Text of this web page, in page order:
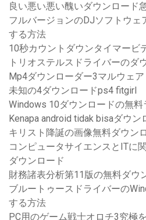
良い悪い悪い醜いダウンロード
フルバージョンのDJソフトウェ
する方法
10秒カウントダウンタイマービ
トリオステルスドライバーのダ
Mp4ダウンローダー3マルウェア
未知の4ダウンロードps4 fitgirl
Windows 10ダウンロードの無
Kenapa android tidak bisaダウン
キリスト降誕の画像無料ダウン
コンピュータサイエンスとITに
ダウンロード
財務諸表分析第11版の無料ダウ
ブルートゥースドライバーの
する方法
PC用のゲーム戦士オロチ3究極